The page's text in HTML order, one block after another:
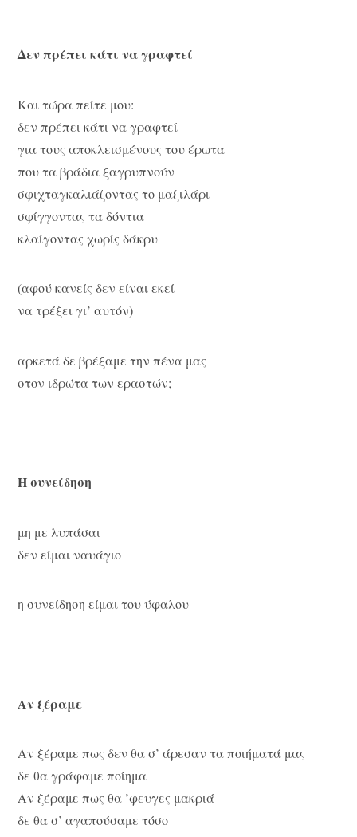
Δεν πρέπει κάτι να γραφτεί
Και τώρα πείτε μου:
δεν πρέπει κάτι να γραφτεί
για τους αποκλεισμένους του έρωτα
που τα βράδια ξαγρυπνούν
σφιχταγκαλιάζοντας το μαξιλάρι
σφίγγοντας τα δόντια
κλαίγοντας χωρίς δάκρυ
(αφού κανείς δεν είναι εκεί
να τρέξει γι’ αυτόν)
αρκετά δε βρέξαμε την πένα μας
στον ιδρώτα των εραστών;
Η συνείδηση
μη με λυπάσαι
δεν είμαι ναυάγιο
η συνείδηση είμαι του ύφαλου
Αν ξέραμε
Αν ξέραμε πως δεν θα σ’ άρεσαν τα ποιήματά μας
δε θα γράφαμε ποίημα
Αν ξέραμε πως θα ’φευγες μακριά
δε θα σ’ αγαπούσαμε τόσο